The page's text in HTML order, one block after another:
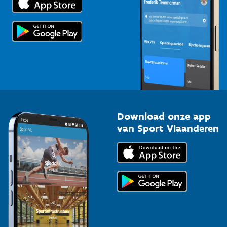
Topsporters
Voor de pers
Download onze app
van Sport Vlaanderen